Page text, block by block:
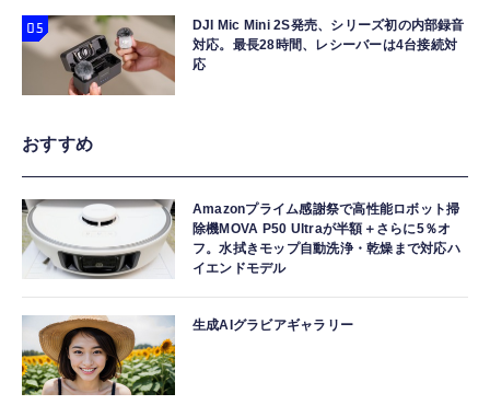
DJI Mic Mini 2S発売、シリーズ初の内部録音
対応。最長28時間、レシーバーは4台接続対
応
おすすめ
Amazonプライム感謝祭で高性能ロボット掃
除機MOVA P50 Ultraが半額＋さらに5％オ
フ。水拭きモップ自動洗浄・乾燥まで対応ハ
イエンドモデル
生成AIグラビアギャラリー